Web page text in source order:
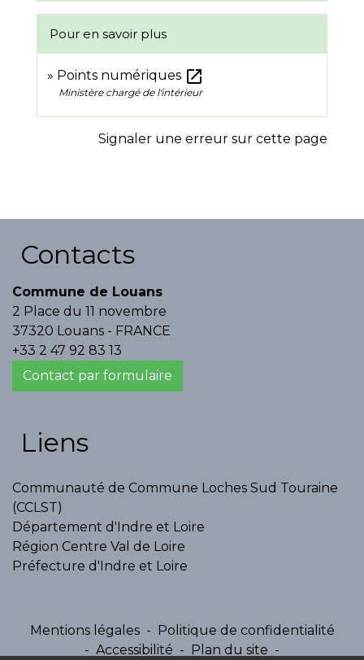
Pour en savoir plus
Points numériques open_in_new
Ministère chargé de l'intérieur
Signaler une erreur sur cette page
Contacts
Commune de Louans
2 Place du 11 novembre
37320 Louans - FRANCE
+33 2 47 92 83 13
Contact par formulaire
Liens
Communauté de Commune Loches Sud Touraine
(CCLST)
Département d'Indre et Loire
Région Centre Val de Loire
Préfecture d'Indre et Loire
Mentions légales - Politique de confidentialité
- Accessibilité - Plan du site -